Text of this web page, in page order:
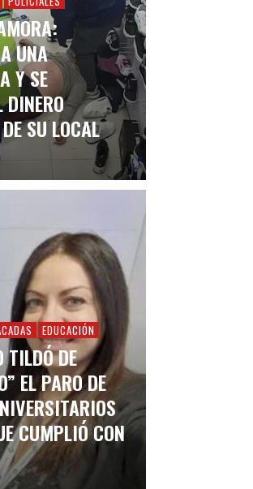
UNA
Y SE
DINERO
SU LOCAL
EDUCACIÓN
TILDÓ DE
EL PARO DE
CUMPLIÓ CON